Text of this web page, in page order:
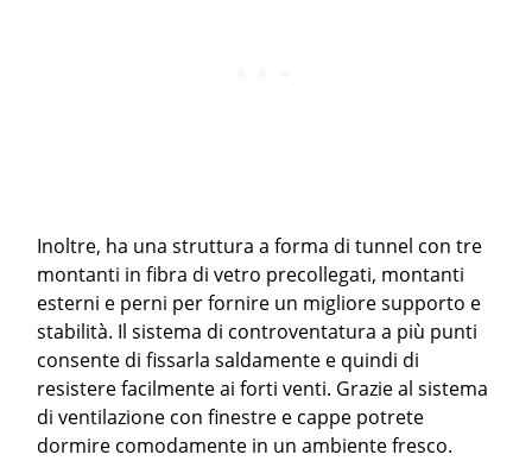
Inoltre, ha una struttura a forma di tunnel con tre
montanti in fibra di vetro precollegati, montanti
esterni e perni per fornire un migliore supporto e
stabilità. Il sistema di controventatura a più punti
consente di fissarla saldamente e quindi di
resistere facilmente ai forti venti. Grazie al sistema
di ventilazione con finestre e cappe potrete
dormire comodamente in un ambiente fresco.